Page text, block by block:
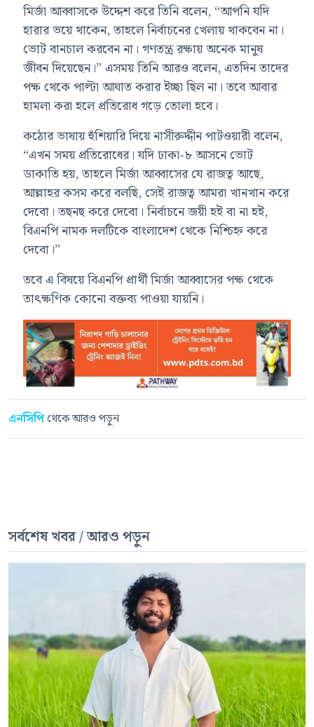
মির্জা আব্বাসকে উদ্দেশ করে তিনি বলেন, “আপনি যদি
হারার ভয়ে থাকেন, তাহলে নির্বাচনের খেলায় থাকবেন না।
ভোট বানচাল করবেন না। গণতন্ত্র রক্ষায় অনেক মানুষ
জীবন দিয়েছেন।” এসময় তিনি আরও বলেন, এতদিন তাদের
পক্ষ থেকে পাল্টা আঘাত করার ইচ্ছা ছিল না। তবে আবার
হামলা করা হলে প্রতিরোধ গড়ে তোলা হবে।
কঠোর ভাষায় হুঁশিয়ারি দিয়ে নাসীরুদ্দীন পাটওয়ারী বলেন,
“এখন সময় প্রতিরোধের। যদি ঢাকা-৮ আসনে ভোট
ডাকাতি হয়, তাহলে মির্জা আব্বাসের যে রাজত্ব আছে,
আল্লাহর কসম করে বলছি, সেই রাজত্ব আমরা খানখান করে
দেবো। তছনছ করে দেবো। নির্বাচনে জয়ী হই বা না হই,
বিএনপি নামক দলটিকে বাংলাদেশ থেকে নিশ্চিহ্ন করে
দেবো।”
তবে এ বিষয়ে বিএনপি প্রার্থী মির্জা আব্বাসের পক্ষ থেকে
তাৎক্ষণিক কোনো বক্তব্য পাওয়া যায়নি।
এনসিপিথেকে আরও পড়ুন
সর্বশেষ খবর / আরও পড়ুন